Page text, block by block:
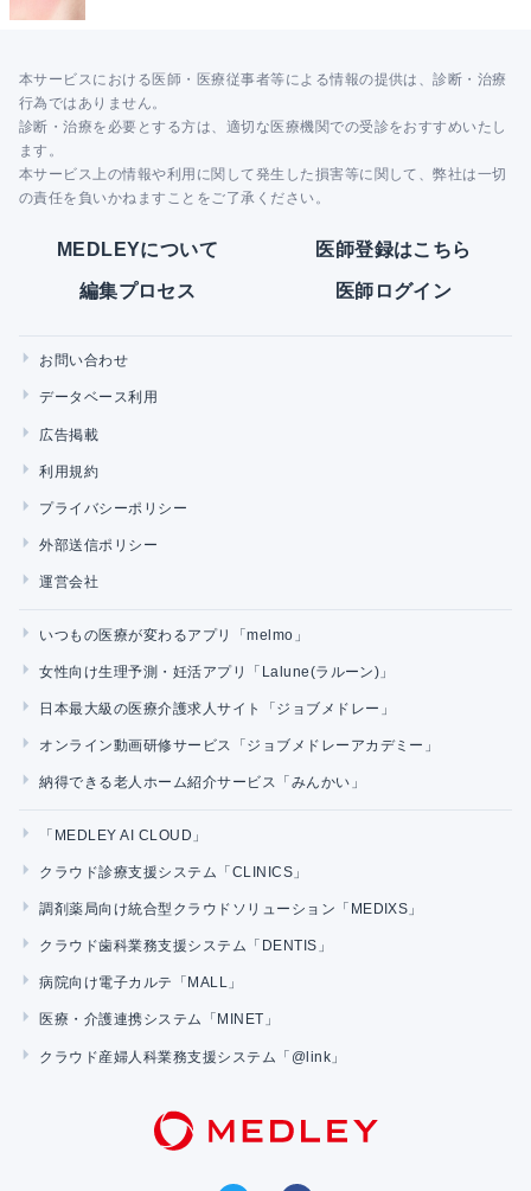
本サービスにおける医師・医療従事者等による情報の提供は、診断・治療
行為ではありません。
診断・治療を必要とする方は、適切な医療機関での受診をおすすめいたし
ます。
本サービス上の情報や利用に関して発生した損害等に関して、弊社は一切
の責任を負いかねますことをご了承ください。
MEDLEYについて 医師登録はこちら
編集プロセス 医師ログイン
お問い合わせ
データベース利用
広告掲載
利用規約
プライバシーポリシー
外部送信ポリシー
運営会社
いつもの医療が変わるアプリ「melmo」
女性向け生理予測・妊活アプリ「Lalune(ラルーン)」
日本最大級の医療介護求人サイト「ジョブメドレー」
オンライン動画研修サービス「ジョブメドレーアカデミー」
納得できる老人ホーム紹介サービス「みんかい」
「MEDLEY AI CLOUD」
クラウド診療支援システム「CLINICS」
調剤薬局向け統合型クラウドソリューション「MEDIXS」
クラウド歯科業務支援システム「DENTIS」
病院向け電子カルテ「MALL」
医療・介護連携システム「MINET」
クラウド産婦人科業務支援システム「@link」